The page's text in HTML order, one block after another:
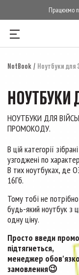
Працюємо
NotBook Ноутбуки для
НОУТБУКИ
НОУТБУКИ ДЛЯ
ПРОМОКОДУ.
В цій категорії
узгоджені по
В тих ноутбуках, де
16Гб.
Тому тобі не
будь-який ноутбук з
одну ціну.
Просто введи
підтягнеться,
менеджер
замовлення😉